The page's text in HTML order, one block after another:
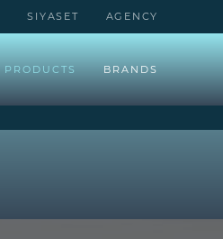
SIYASET AGENCY
PRODUCTS BRANDS